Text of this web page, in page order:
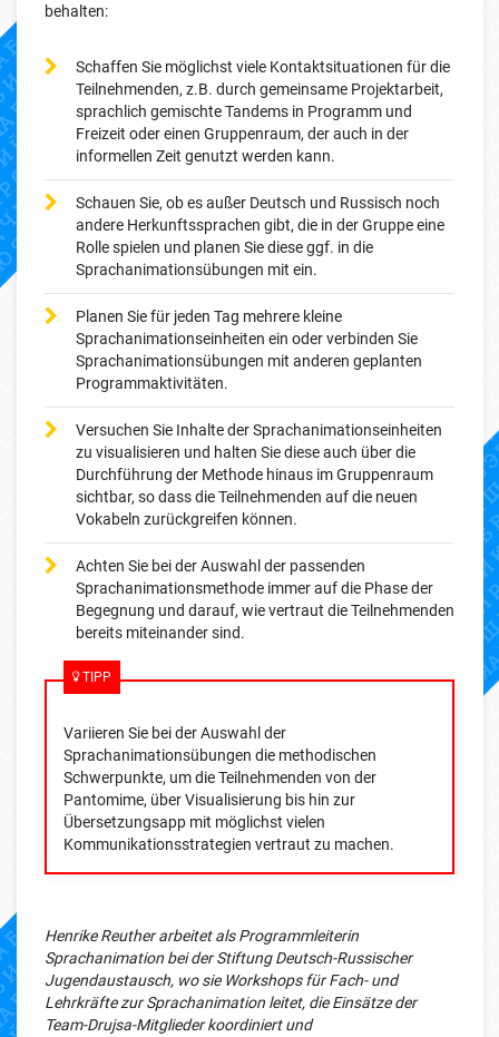
behalten:
Schaffen Sie möglichst viele Kontaktsituationen für die
Teilnehmenden, z.B. durch gemeinsame Projektarbeit,
sprachlich gemischte Tandems in Programm und
Freizeit oder einen Gruppenraum, der auch in der
informellen Zeit genutzt werden kann.
Schauen Sie, ob es außer Deutsch und Russisch noch
andere Herkunftssprachen gibt, die in der Gruppe eine
Rolle spielen und planen Sie diese ggf. in die
Sprachanimationsübungen mit ein.
Planen Sie für jeden Tag mehrere kleine
Sprachanimationseinheiten ein oder verbinden Sie
Sprachanimationsübungen mit anderen geplanten
Programmaktivitäten.
Versuchen Sie Inhalte der Sprachanimationseinheiten
zu visualisieren und halten Sie diese auch über die
Durchführung der Methode hinaus im Gruppenraum
sichtbar, so dass die Teilnehmenden auf die neuen
Vokabeln zurückgreifen können.
Achten Sie bei der Auswahl der passenden
Sprachanimationsmethode immer auf die Phase der
Begegnung und darauf, wie vertraut die Teilnehmenden
bereits miteinander sind.
TIPP
Variieren Sie bei der Auswahl der
Sprachanimationsübungen die methodischen
Schwerpunkte, um die Teilnehmenden von der
Pantomime, über Visualisierung bis hin zur
Übersetzungsapp mit möglichst vielen
Kommunikationsstrategien vertraut zu machen.
Henrike Reuther arbeitet als Programmleiterin
Sprachanimation bei der Stiftung Deutsch-Russischer
Jugendaustausch, wo sie Workshops für Fach- und
Lehrkräfte zur Sprachanimation leitet, die Einsätze der
Team-Drujsa-Mitglieder koordiniert und